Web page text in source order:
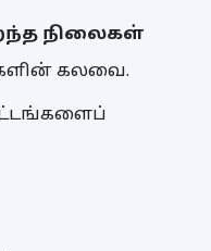
நிலைகள்
கலவை.